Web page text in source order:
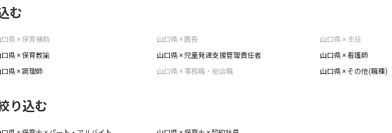
む
県 × 保育補助 山口県 × 園長 山口県 × 主任
県 × 保育教諭 山口県 × 児童発達支援管理責任者 山口県 × 看護師
県 × 調理師 山口県 × 事務職・総合職 山口県 × その他(職種)
り込む